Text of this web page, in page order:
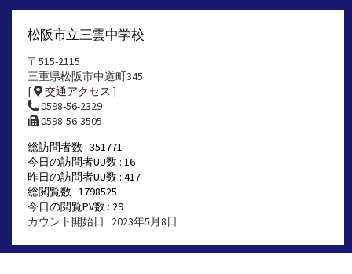
松阪市立三雲中学校
〒515-2115
三重県松阪市中道町345
[
交通アクセス ]
0598-56-2329
0598-56-3505
総訪問者数 : 351771
今日の訪問者UU数 : 16
昨日の訪問者UU数 : 417
総閲覧数 : 1798525
今日の閲覧PV数 : 29
カウント開始日 : 2023年5月8日